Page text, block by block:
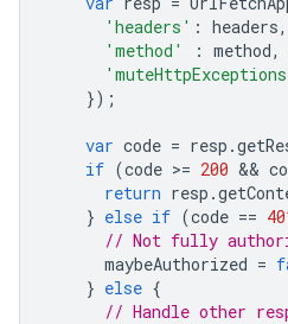
'headers' : headers,
'method'
: method,
});
var code = resp .
if (code >= 200 &&
return resp .
} else if (code ==
// Not fully
maybeAuthorized =
} else {
// Handle other